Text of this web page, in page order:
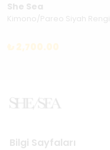
She Sea
₺ 2,700.00
Bilgi Sayfaları